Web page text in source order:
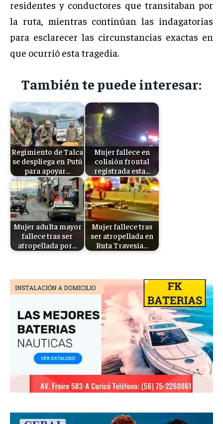
residentes y conductores que transitaban por
la ruta, mientras continúan las indagatorias
para esclarecer las circunstancias exactas en
que ocurrió esta tragedia.
También te puede interesar:
Regimiento de Talca
se despliega en Putú
para apoyar…
Mujer fallece en
colisión frontal
registrada esta…
Mujer adulta mayor
fallece tras ser
atropellada por…
Mujer fallece tras
ser atropellada en
Ruta Travesía…